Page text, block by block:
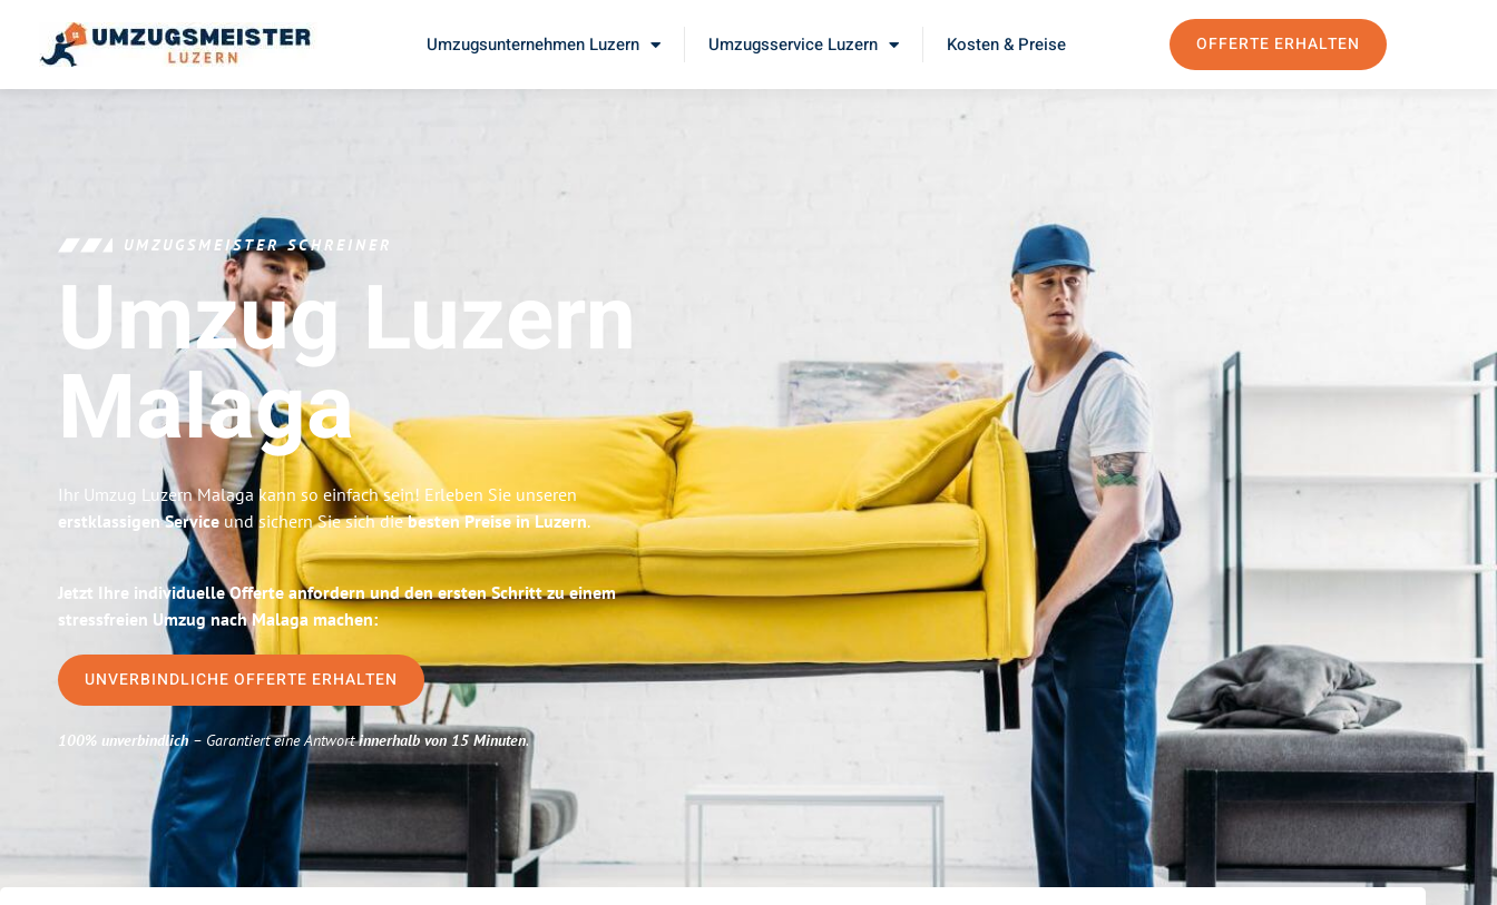
Umzugsunternehmen Luzern Umzugsservice Luzern Kosten & Preise OFFERTE ERHALTEN
UMZUGSMEISTER SCHREINER
Umzug Luzern
Malaga
Ihr Umzug Luzern Malaga kann so einfach sein! Erleben Sie unseren
erstklassigen Service und sichern Sie sich diebesten Preise in Luzern.
Jetzt Ihre individuelle Offerte anfordern und den ersten Schritt zu einem
stressfreien Umzug nach Malaga machen:
UNVERBINDLICHE OFFERTE ERHALTEN
100% unverbindlich– Garantiert eine Antwortinnerhalb von 15 Minuten.